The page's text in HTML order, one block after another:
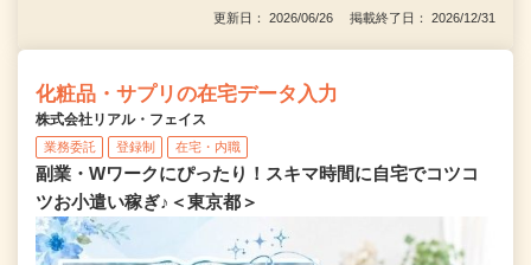
更新日： 2026/06/26 掲載終了日： 2026/12/31
化粧品・サプリの在宅データ入力
株式会社リアル・フェイス
業務委託 登録制 在宅・内職
副業・Wワークにぴったり！スキマ時間に自宅でコツコ
ツお小遣い稼ぎ♪＜東京都＞